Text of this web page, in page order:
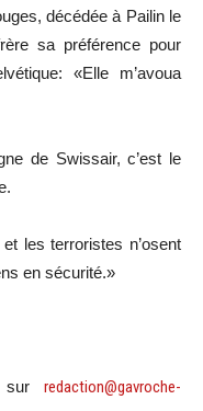
décédée à Pailin le
sa préférence pour
«Elle m’avoua
de Swissair, c’est le
les terroristes n’osent
en sécurité.»
sur redaction@gavroche-